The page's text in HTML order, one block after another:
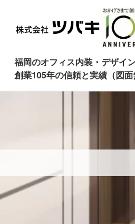
福岡のオフィス内装・デザイ
創業105年の信頼と実績（図面